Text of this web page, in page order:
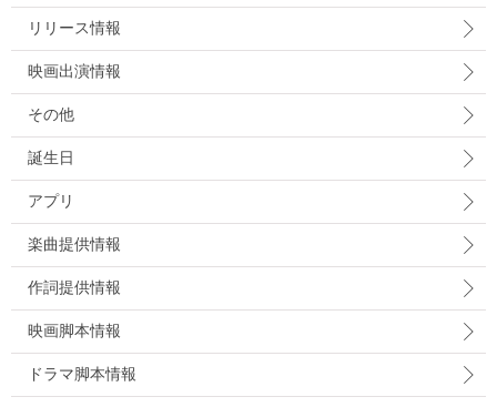
リリース情報
映画出演情報
その他
誕生日
アプリ
楽曲提供情報
作詞提供情報
映画脚本情報
ドラマ脚本情報